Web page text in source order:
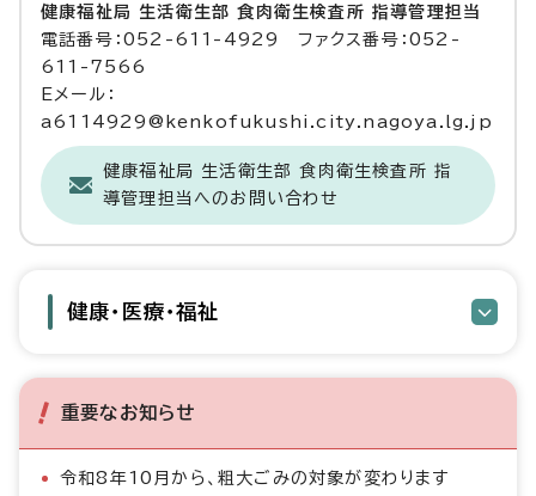
健康福祉局 生活衛生部 食肉衛生検査所 指導管理担当
電話番号：052-611-4929 ファクス番号：052-
611-7566
Eメール：
a6114929@kenkofukushi.city.nagoya.lg.jp
健康福祉局 生活衛生部 食肉衛生検査所 指
導管理担当へのお問い合わせ
健康・医療・福祉
重要なお知らせ
令和8年10月から、粗大ごみの対象が変わります